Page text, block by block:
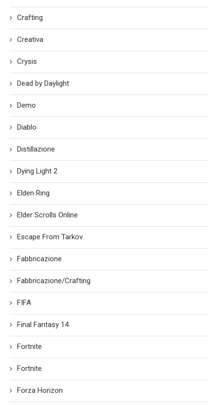
Crafting
Creativa
Crysis
Dead by Daylight
Demo
Diablo
Distillazione
Dying Light 2
Elden Ring
Elder Scrolls Online
Escape From Tarkov
Fabbricazione
Fabbricazione/Crafting
FIFA
Final Fantasy 14
Fortnite
Fortnite
Forza Horizon